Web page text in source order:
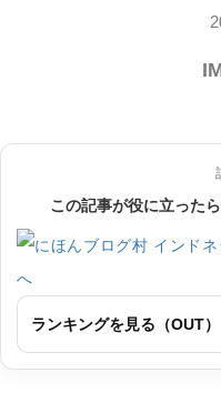
この記事が役に立った
ランキングを見る（OUT）